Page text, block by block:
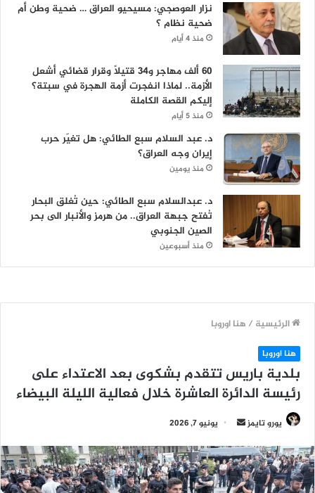
نزار العوصجي: مسيحيو العراق … ضحية وطن أم
ضحية نظام ؟
منذ 4 أيام
60 ألف مهاجر و34 قتيلاً وقرار قضائي أشعل
الأزمة.. لماذا انفجرت أزمة الهجرة في سبتة؟
إليكم القصة الكاملة
منذ 5 أيام
د. عبد السلام سبع الطائي: هل تغيّر حرب
إيران وجه العراق؟
منذ يومين
د. عبدالسلام سبع الطائي: حين تُغلق البحار
تُفتح جبهة العراق.. من هرمز والأنبار الى بحر
الصين الجنوبي
منذ أسبوعين